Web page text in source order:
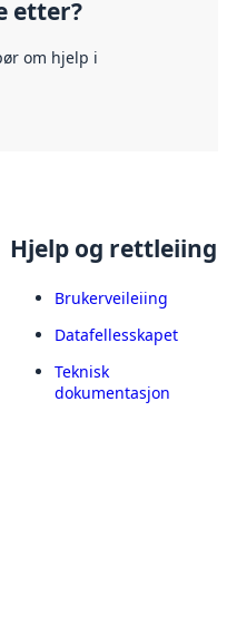
etter?
om hjelp i
Hjelp og rettleiing
Brukerveileiing
Datafellesskapet
Teknisk
dokumentasjon